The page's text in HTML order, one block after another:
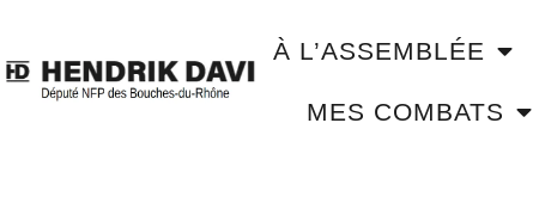
À L’ASSEMBLÉE
MES COMBATS